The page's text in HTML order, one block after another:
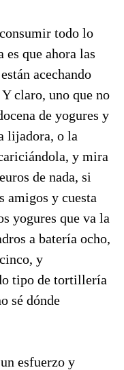
todo lo
que ahora las
acechando
claro, uno que no
de yogures y
lijadora, o la
y mira
de nada, si
amigos y cuesta
yogures que va la
a batería ocho,
y
tipo de tortillería
sé dónde
esfuerzo y